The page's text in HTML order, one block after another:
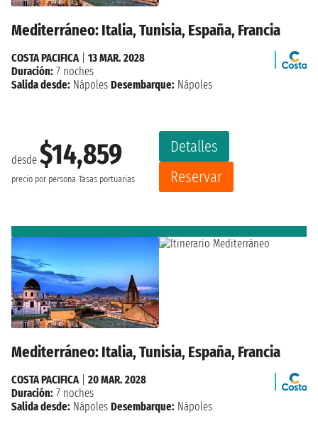
Mediterráneo: Italia, Tunisia, España, Francia
desde $14,859
precio por persona Tasas portuarias
Detalles
Reservar
COSTA PACIFICA
13 MAR. 2028
Duración: 7 noches
Salida desde: Nápoles Desembarque: Nápoles
Mediterráneo: Italia, Tunisia, España, Francia
COSTA PACIFICA| 20 MAR. 2028
Duración: 7 noches
Salida desde: Nápoles Desembarque: Nápoles